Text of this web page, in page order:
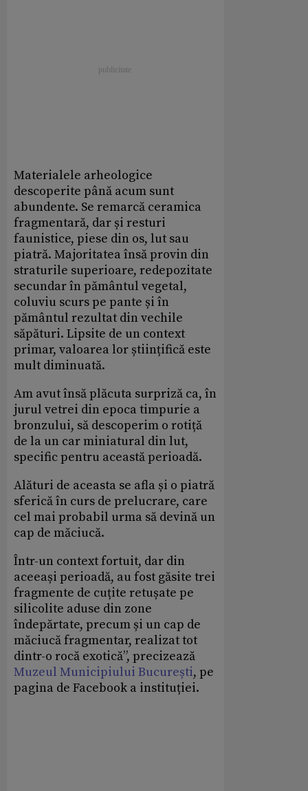
Materialele arheologice
descoperite până acum sunt
abundente. Se remarcă ceramica
fragmentară, dar și resturi
faunistice, piese din os, lut sau
piatră. Majoritatea însă provin din
straturile superioare, redepozitate
secundar în pământul vegetal,
coluviu scurs pe pante și în
pământul rezultat din vechile
săpături. Lipsite de un context
primar, valoarea lor științifică este
mult diminuată.
Am avut însă plăcuta surpriză ca, în
jurul vetrei din epoca timpurie a
bronzului, să descoperim o rotiță
de la un car miniatural din lut,
specific pentru această perioadă.
Alături de aceasta se afla și o piatră
sferică în curs de prelucrare, care
cel mai probabil urma să devină un
cap de măciucă.
Într-un context fortuit, dar din
aceeași perioadă, au fost găsite trei
fragmente de cuțite retușate pe
silicolite aduse din zone
îndepărtate, precum și un cap de
măciucă fragmentar, realizat tot
dintr-o rocă exotică”, precizează
Muzeul Municipiului București, pe
pagina de Facebook a instituției.